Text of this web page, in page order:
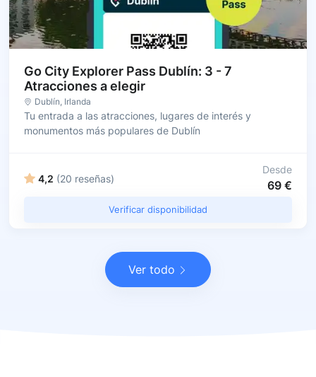
Go City Explorer Pass Dublín: 3 - 7
Atracciones a elegir
Dublín, Irlanda
Tu entrada a las atracciones, lugares de interés y
monumentos más populares de Dublín
4,2 (20 reseñas)
Desde
69 €
Verificar disponibilidad
Ver todo